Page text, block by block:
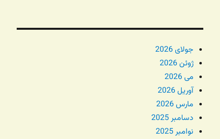
جولای 2026
ژوئن 2026
می 2026
آوریل 2026
مارس 2026
دسامبر 2025
نوامبر 2025